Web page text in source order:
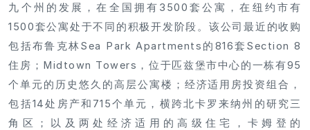
九个州的发展，在全国拥有3500套公寓，在纽约市有
1500套公寓处于不同的积极开发阶段。该公司最近的收购
包括布鲁克林Sea Park Apartments的816套Section 8
住房；Midtown Towers，位于匹兹堡市中心的一栋有95
个单元的历史悠久的高层公寓楼；经济适用房投资组合，
包括14处房产和715个单元，横跨北卡罗来纳州的研究三
角区；以及两处经济适用的高级住宅，卡姆登的